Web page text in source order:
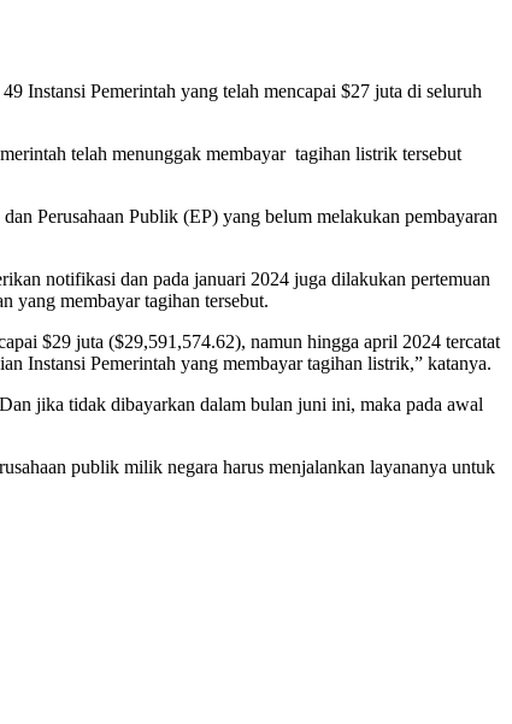
Instansi Pemerintah yang telah mencapai $27 juta di seluruh
telah menunggak membayar tagihan listrik tersebut
Perusahaan Publik (EP) yang belum melakukan pembayaran
notifikasi dan pada januari 2024 juga dilakukan pertemuan
yang membayar tagihan tersebut.
$29 juta ($29,591,574.62), namun hingga april 2024 tercatat
Instansi Pemerintah yang membayar tagihan listrik,” katanya.
jika tidak dibayarkan dalam bulan juni ini, maka pada awal
publik milik negara harus menjalankan layananya untuk